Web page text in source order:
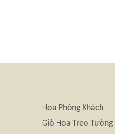
Hoa Phòng Khách
Giỏ Hoa Treo Tường